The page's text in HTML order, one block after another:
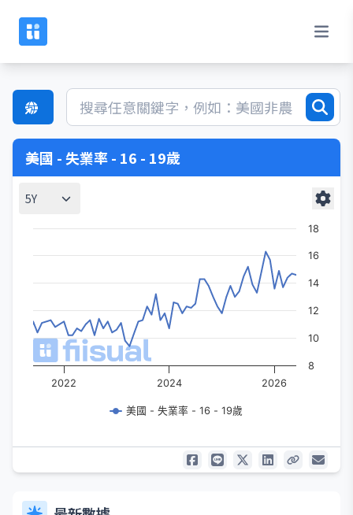
美國 - 失業率 - 16 - 19歲
5Y
美國 - 失業率 - 16 - 19歲
2022 2024 2026
8
10
12
14
16
18